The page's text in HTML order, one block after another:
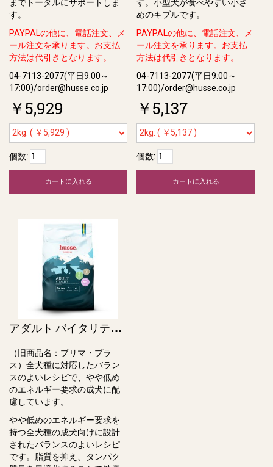
までトータルにサポートしま
す。
PAYPALの他に、電話注文、メ
ール注文を承ります。お支払
方法は代引きとなります。
04-7113-2077(平日9:00～
17:00)/order@husse.co.jp
￥5,929
個数:
カートに入れる
す。⼩型⽝が⾷べやすい⼩さ
めのキブルです。
PAYPALの他に、電話注文、メ
ール注文を承ります。お支払
方法は代引きとなります。
04-7113-2077(平日9:00～
17:00)/order@husse.co.jp
￥5,137
個数:
カートに入れる
ア
ダルト バイタリティ / Adult Vitality（旧プリマ・プラス）
（旧商品名：プリマ・プラ
ス）全犬種に対応したバラン
スのよいレシピで、やや低め
のエネルギー要求の成⽝に配
慮しています。
やや低めのエネルギー要求を
持つ全犬種の成⽝向けに設計
されたバランスのよいレシピ
です。脂質を抑え、タンパク